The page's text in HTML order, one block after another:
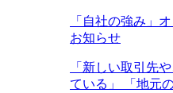
「自社の強み」
お知らせ
「新しい取引先
ている」 「地元